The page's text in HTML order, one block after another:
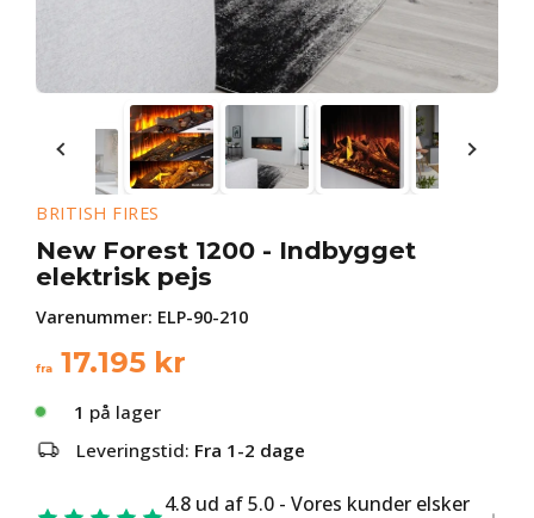
BRITISH FIRES
New Forest 1200 - Indbygget
elektrisk pejs
Varenummer: ELP-90-210
fra 17.195 kr
1 på lager
Leveringstid: Fra 1-2 dage
4.8 ud af 5.0 - Vores kunder elsker